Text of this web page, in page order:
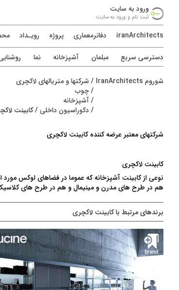
ورود به سايت
ثبت نام و ورود به سايت
iranArchitects دفاترمعماری پروژه رويـداد
دسترسی سريع مبلمان آشپزخانه نما
شوروم IranArchitects / شرکتها و متریالهای لاکچری
/چوب
/آشپزخانه
/ دکوراسیون داخلی /کابینت
شرکتهای معتبر عرضه کننده کابینت لاکچری
کابینت لاکچری
نوعی از کابینت آشپزخانه که عموما در فضاهای لوکس مورد
هم در طرح های مدرن و مینیمال و هم در طرح های
برندهای مرتبط با کابینت لاکچری